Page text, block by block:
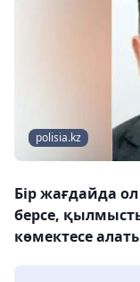
polisia.kz
Бір жағдайда
берсе,
көмектесе